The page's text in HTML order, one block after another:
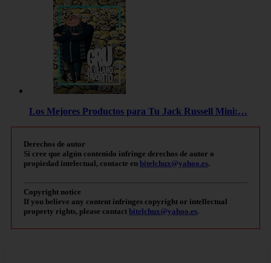
Los Mejores Productos para Tu Jack Russell Mini:…
Derechos de autor
Si cree que algún contenido infringe derechos de autor o
propiedad intelectual, contacte en bitelchux@yahoo.es.
Copyright notice
If you believe any content infringes copyright or intellectual
property rights, please contact bitelchux@yahoo.es.